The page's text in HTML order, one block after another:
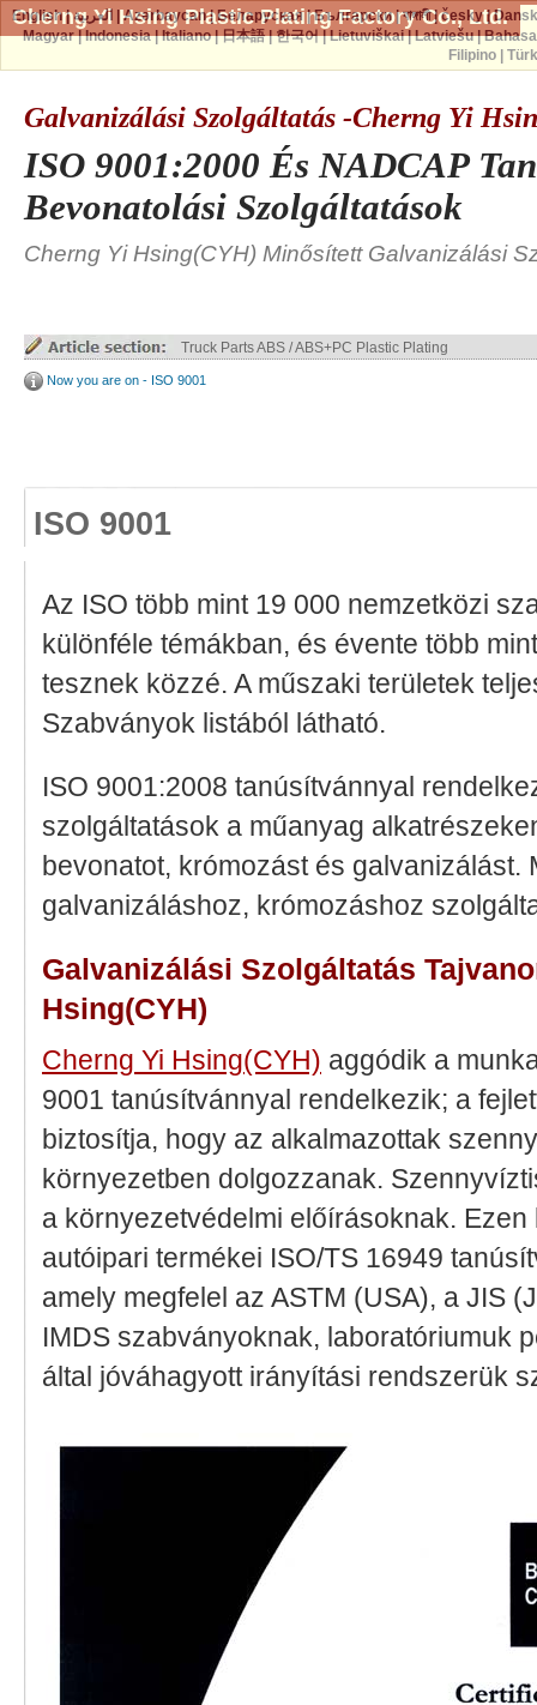
Cherng Yi Hsing Plastic Plating Factory Co., Ltd.
Galvanizálási Szolgáltatás -Cherng Yi
ISO 9001:2000 És NADCAP
Bevonatolási Szolgáltatások
Cherng Yi Hsing(CYH) Minősített Galvanizálási
Truck Parts ABS / ABS+PC Plastic Plating
Now you are on - ISO 9001
ISO 9001
Az ISO több mint 19 000 nemzetközi
különféle témákban, és évente több
tesznek közzé. A műszaki területek
Szabványok listából látható.
ISO 9001:2008 tanúsítvánnyal
szolgáltatások a műanyag
bevonatot, krómozást és galvanizálást.
galvanizáláshoz, krómozáshoz
Galvanizálási Szolgáltatás
Hsing(CYH)
Cherng Yi Hsing(CYH) aggódik a
9001 tanúsítvánnyal rendelkezik; a
biztosítja, hogy az alkalmazottak
környezetben dolgozzanak.
a környezetvédelmi előírásoknak.
autóipari termékei ISO/TS 16949
amely megfelel az ASTM (USA), a JIS
IMDS szabványoknak, laboratóriumuk
által jóváhagyott irányítási rendszerük
English|العربية |Azərbaycan|Беларуская|Български|বাঙ্গালী|česky|
Magyar|Indonesia|Italiano|日本語|한국어|Lietuviškai|Latviešu|
Filipino|